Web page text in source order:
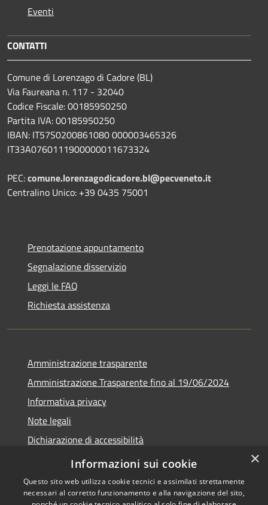
Eventi
CONTATTI
Comune di Lorenzago di Cadore (BL)
Via Faureana n. 117 - 32040
Codice Fiscale: 00185950250
Partita IVA: 00185950250
IBAN: IT57S0200861080 000003465326
IT33A0760111900000011673324
PEC:comune.lorenzagodicadore.bl@pecveneto.it
Centralino Unico: +39 0435 75001
Prenotazione appuntamento
Segnalazione disservizio
Leggi le FAQ
Richiesta assistenza
Amministrazione trasparente
Amministrazione Trasparente fino al 19/06/2024
Informativa privacy
Note legali
Dichiarazione di accessibilità
Meccanismo di feedback
×
Informazioni sui cookie
Questo sito web utilizza cookie tecnici e assimilati strettamente
necessari al corretto funzionamento e alla navigazione del sito,